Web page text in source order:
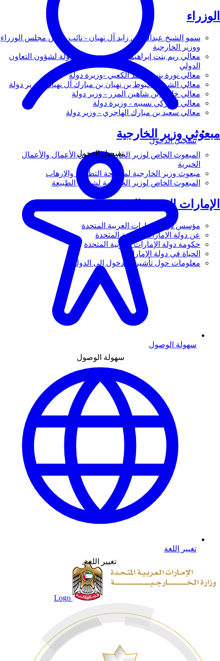
الوزراء
سمو الشيخ عبدالله بن زايد آل نهيان - نائب رئيس مجلس الوزراء
ووزير الخارجية
معالي ريم بنت إبراهيم الهاشمي - وزيرة دولة لشؤون التعاون
الدولي
معالي نورة بنت محمد الكعبي -وزيرة دولة
معالي الشيخ شخبوط بن نهيان بن مبارك آل نهيان - وزير دولة
معالي خليفة بن شاهين المرر - وزير دولة
معالي لانا زكي نسيبه - وزيرة دولة
معالي سعيد بن مبارك الهاجري - وزير دولة
مبعوثي وزير الخارجية
المبعوث الخاص لوزير الخارجية لشؤون الأعمال والأعمال
الخيرية
مبعوث وزير الخارجية لمكافحة التطرف والإرهاب
المبعوث الخاص لوزير الخارجية لشؤون الطبيعة
الإمارات العربية المتحدة
مؤسس دولة الإمارات العربية المتحدة
عن دولة الإمارات العربية المتحدة
حكومة دولة الإمارات العربية المتحدة
الحياة في دولة الإمارات
معلومات حول تأشيرة الدخول إلى الدولة
تسجيل الدخول
تسجيل الدخول
سهولة الوصول
سهولة الوصول
تغيير اللغة
تغيير اللغة
Logo